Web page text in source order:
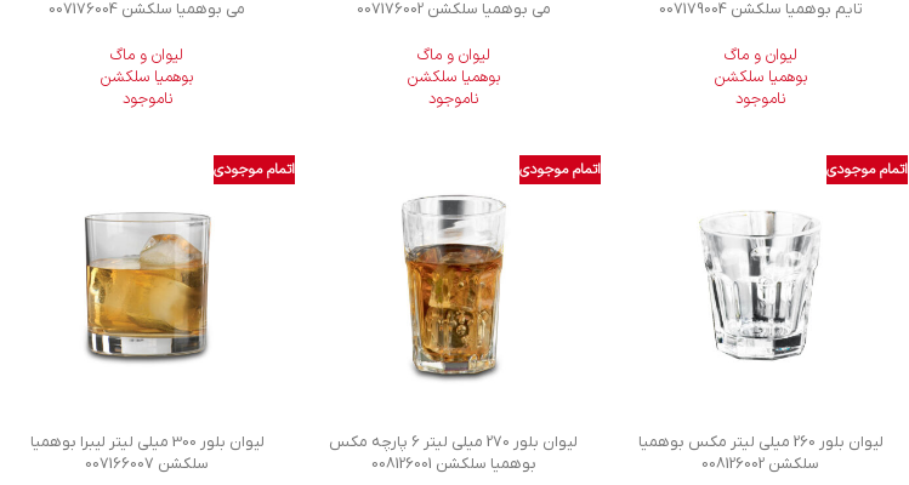
تایم بوهمیا سلکشن 007179004
لیوان و ماگ
بوهمیا سلکشن
ناموجود
می بوهمیا سلکشن 007176002
لیوان و ماگ
بوهمیا سلکشن
ناموجود
می بوهمیا سلکشن 007176004
لیوان و ماگ
بوهمیا سلکشن
ناموجود
اتمام موجودی
لیوان بلور 260 میلی لیتر مکس بوهمیا
سلکشن 008126002
اتمام موجودی
لیوان بلور 270 میلی لیتر 6 پارچه مکس
بوهمیا سلکشن 008126001
اتمام موجودی
لیوان بلور 300 میلی لیتر لیبرا بوهمیا
سلکشن 007166007